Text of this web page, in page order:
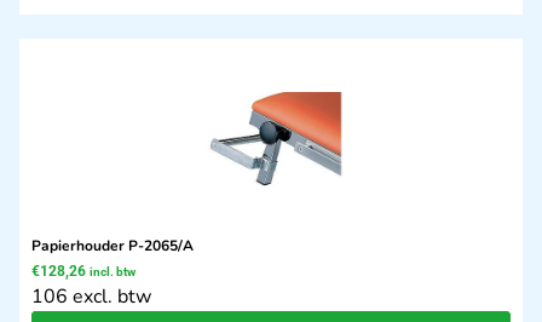
Papierhouder P-2065/A
€128,26 incl. btw
106 excl. btw